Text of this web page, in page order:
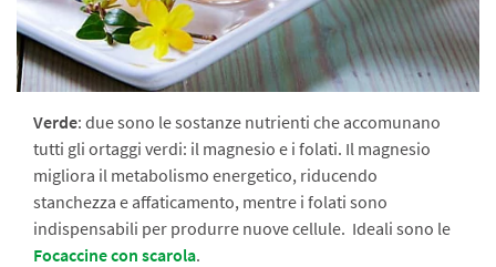
Verde: due sono le sostanze nutrienti che accomunano
tutti gli ortaggi verdi: il magnesio e i folati. Il magnesio
migliora il metabolismo energetico, riducendo
stanchezza e affaticamento, mentre i folati sono
indispensabili per produrre nuove cellule. Ideali sono le
Focaccine con scarola.